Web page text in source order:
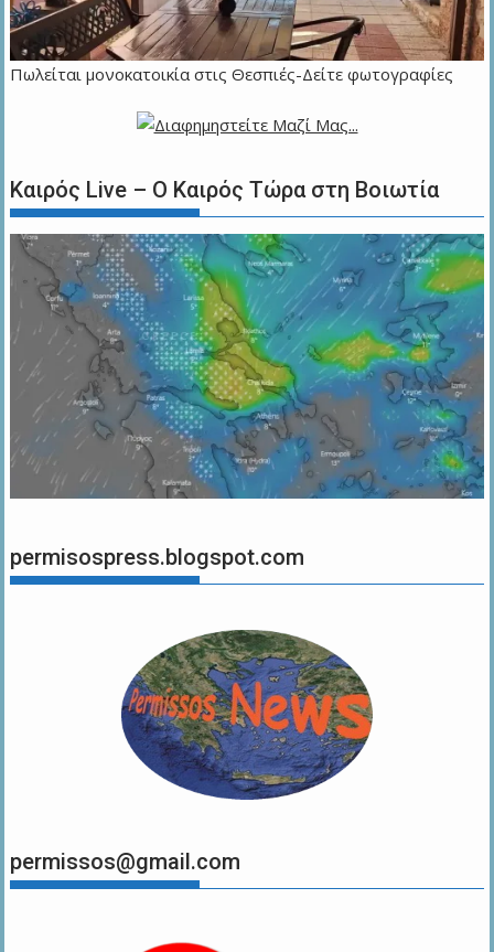
Πωλείται μονοκατοικία στις Θεσπιές-Δείτε φωτογραφίες
Καιρός Live – Ο Καιρός Τώρα στη Βοιωτία
permisospress.blogspot.com
permissos@gmail.com